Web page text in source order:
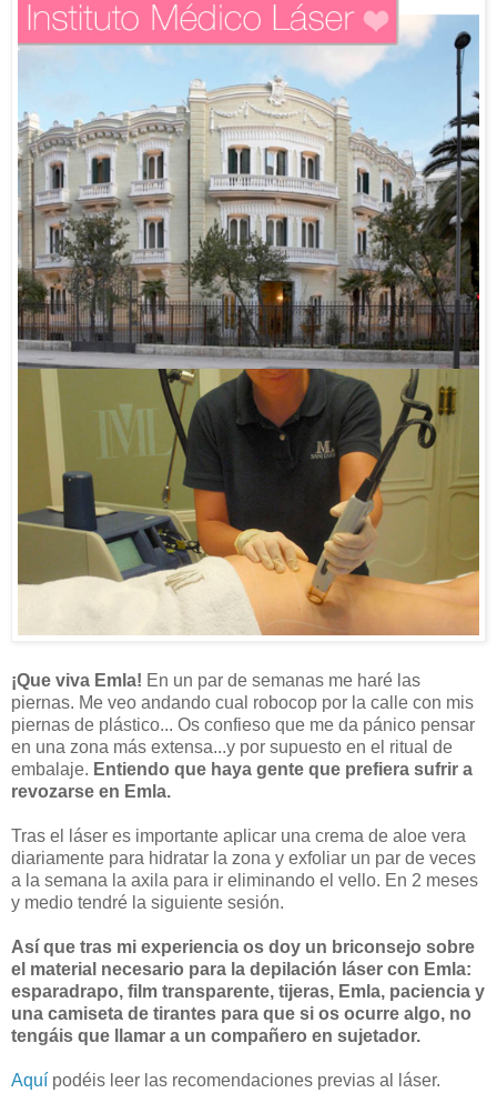
¡Que viva Emla! En un par de semanas me haré las
piernas. Me veo andando cual robocop por la calle con mis
piernas de plástico... Os confieso que me da pánico pensar
en una zona más extensa...y por supuesto en el ritual de
embalaje. Entiendo que haya gente que prefiera sufrir a
revozarse en Emla.
Tras el láser es importante aplicar una crema de aloe vera
diariamente para hidratar la zona y exfoliar un par de veces
a la semana la axila para ir eliminando el vello. En 2 meses
y medio tendré la siguiente sesión.
Así que tras mi experiencia os doy un briconsejo sobre
el material necesario para la depilación láser con Emla:
esparadrapo, film transparente, tijeras, Emla, paciencia y
una camiseta de tirantes para que si os ocurre algo, no
tengáis que llamar a un compañero en sujetador.
Aquí podéis leer las recomendaciones previas al láser.